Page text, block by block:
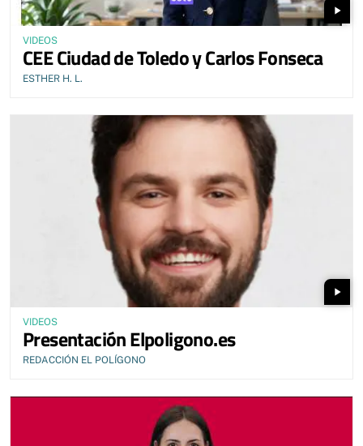
play_arrow
VIDEOS
CEE Ciudad de Toledo y Carlos Fonseca
ESTHER H. L.
play_arrow
VIDEOS
Presentación Elpoligono.es
REDACCIÓN EL POLÍGONO